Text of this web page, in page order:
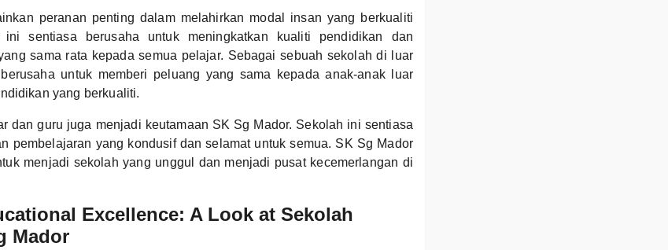
peranan penting dalam melahirkan modal insan yang berkualiti
sentiasa berusaha untuk meningkatkan kualiti pendidikan dan
sama rata kepada semua pelajar. Sebagai sebuah sekolah di luar
untuk memberi peluang yang sama kepada anak-anak luar
yang berkualiti.
dan guru juga menjadi keutamaan SK Sg Mador. Sekolah ini sentiasa
pembelajaran yang kondusif dan selamat untuk semua. SK Sg Mador
menjadi sekolah yang unggul dan menjadi pusat kecemerlangan di
Excellence: A Look at Sekolah
Mador